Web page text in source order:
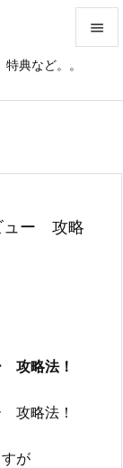
典など。。

前へ
ー 攻略
略法！
略法！
が